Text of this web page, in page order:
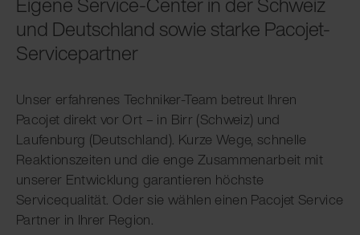
und Deutschland sowiestarke Pacojet-
Servicepartner
Unser erfahrenes Techniker-Team betreut Ihren
Pacojet direkt vor Ort – in Birr (Schweiz) und
Laufenburg (Deutschland). Kurze Wege, schnelle
Reaktionszeiten und die enge Zusammenarbeit mit
unserer Entwicklung garantieren höchste
Servicequalität. Oder sie wählen einen Pacojet Service
Partner in Ihrer Region.